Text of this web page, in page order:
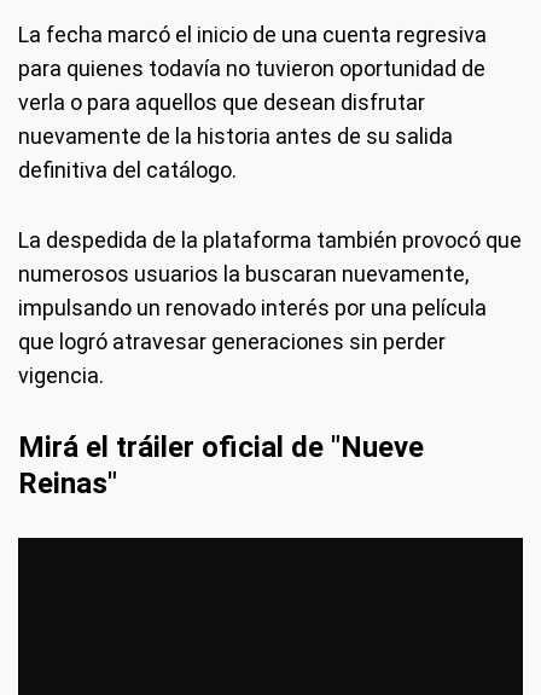
La fecha marcó el inicio de una cuenta regresiva
para quienes todavía no tuvieron oportunidad de
verla o para aquellos que desean disfrutar
nuevamente de la historia antes de su salida
definitiva del catálogo.
La despedida de la plataforma también provocó que
numerosos usuarios la buscaran nuevamente,
impulsando un renovado interés por una película
que logró atravesar generaciones sin perder
vigencia.
Mirá el tráiler oficial de "Nueve
Reinas"